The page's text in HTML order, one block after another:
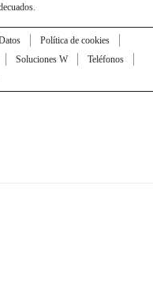
Política de cookies
Soluciones W
Teléfonos